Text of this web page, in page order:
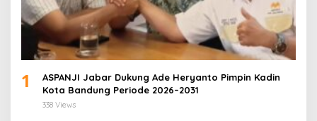
1
ASPANJI Jabar Dukung Ade Heryanto Pimpin Kadin
Kota Bandung Periode 2026–2031
338 Views